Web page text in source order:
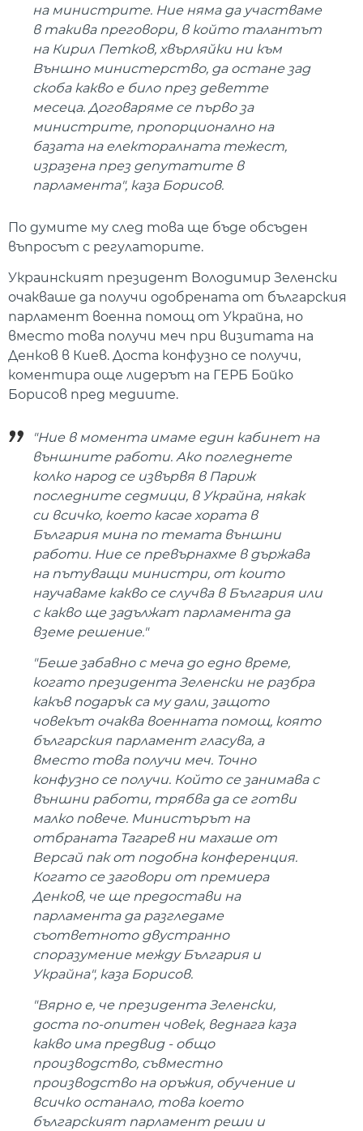
на министрите. Ние няма да участваме
в такива преговори, в който талантът
на Кирил Петков, хвърляйки ни към
Външно министерство, да остане зад
скоба какво е било през деветте
месеца. Договаряме се първо за
министрите, пропорционално на
базата на електоралната тежест,
изразена през депутатите в
парламента", каза Борисов.
По думите му след това ще бъде обсъден
въпросът с регулаторите.
Украинският президент Володимир Зеленски
очакваше да получи одобрената от българския
парламент военна помощ от Украйна, но
вместо това получи меч при визитата на
Денков в Киев. Доста конфузно се получи,
коментира още лидерът на ГЕРБ Бойко
Борисов пред медиите.
"Ние в момента имаме един кабинет на
външните работи. Ако погледнете
колко народ се извървя в Париж
последните седмици, в Украйна, някак
си всичко, което касае хората в
България мина по темата външни
работи. Ние се превърнахме в държава
на пътуващи министри, от които
научаваме какво се случва в България или
с какво ще задължат парламента да
вземе решение."
"Беше забавно с меча до едно време,
когато президента Зеленски не разбра
какъв подарък са му дали, защото
човекът очаква военната помощ, която
българския парламент гласува, а
вместо това получи меч. Точно
конфузно се получи. Който се занимава с
външни работи, трябва да се готви
малко повече. Министърът на
отбраната Тагарев ни махаше от
Версай пак от подобна конференция.
Когато се заговори от премиера
Денков, че ще предостави на
парламента да разгледаме
съответното двустранно
споразумение между България и
Украйна", каза Борисов.
"Вярно е, че президента Зеленски,
доста по-опитен човек, веднага каза
какво има предвид - общо
производство, съвместно
производство на оръжия, обучение и
всичко останало, това което
българският парламент реши и